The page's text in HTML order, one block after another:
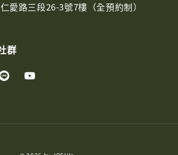
愛路三段26-3號7樓（全預約制）
群